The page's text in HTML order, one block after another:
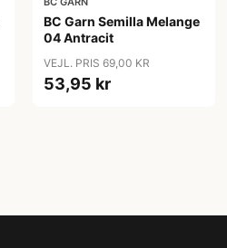
BC Garn Semilla Melange
04 Antracit
VEJL. PRIS 69,00 KR
53,95 kr